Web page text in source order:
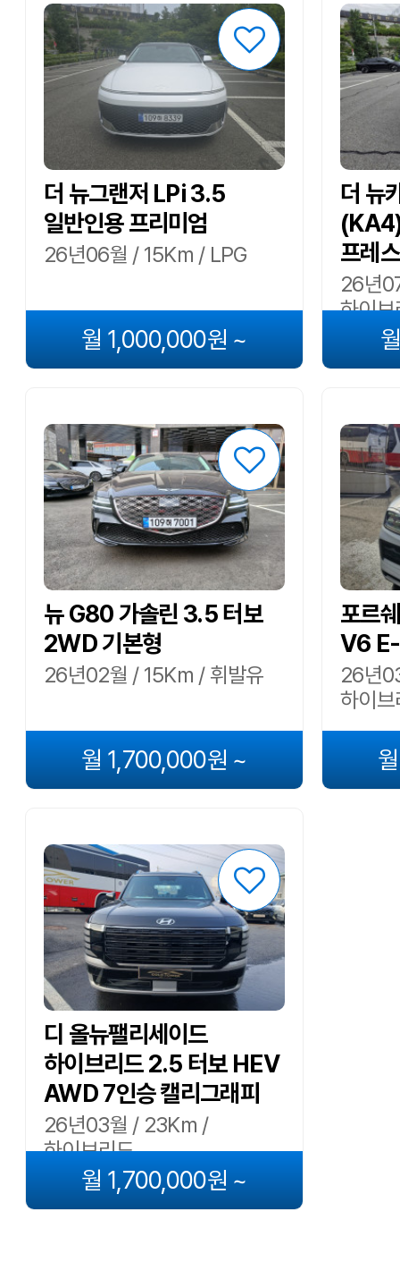
더 뉴그랜저 LPi 3.5
일반인용 프리미엄
26년06월 / 15Km / LPG
월 1,000,000원 ~
더 뉴
프레
26년
하이브
뉴 G80 가솔린 3.5 터보
2WD 기본형
26년02월 / 15Km / 휘발유
월 1,700,000원 ~
포르
V6
26년
하이브
디 올뉴팰리세이드
하이브리드 2.5 터보 HEV
AWD 7인승 캘리그래피
26년03월 / 23Km /
하이브리드
월 1,700,000원 ~